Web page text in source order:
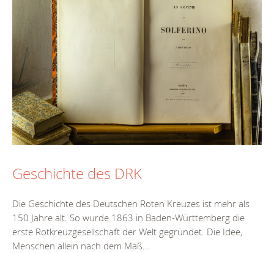
Geschichte des DRK
Die Geschichte des Deutschen Roten Kreuzes ist mehr als
150 Jahre alt. So wurde 1863 in Baden-Württemberg die
erste Rotkreuzgesellschaft der Welt gegründet. Die Idee,
Menschen allein nach dem Maß...